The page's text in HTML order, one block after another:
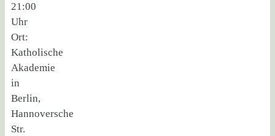
21:00
Uhr
Ort:
Katholische
Akademie
in
Berlin,
Hannoversche
Str.